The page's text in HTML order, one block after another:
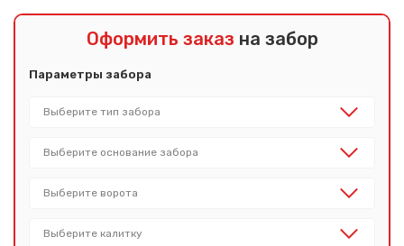
Оформить заказ на забор
Параметры забора